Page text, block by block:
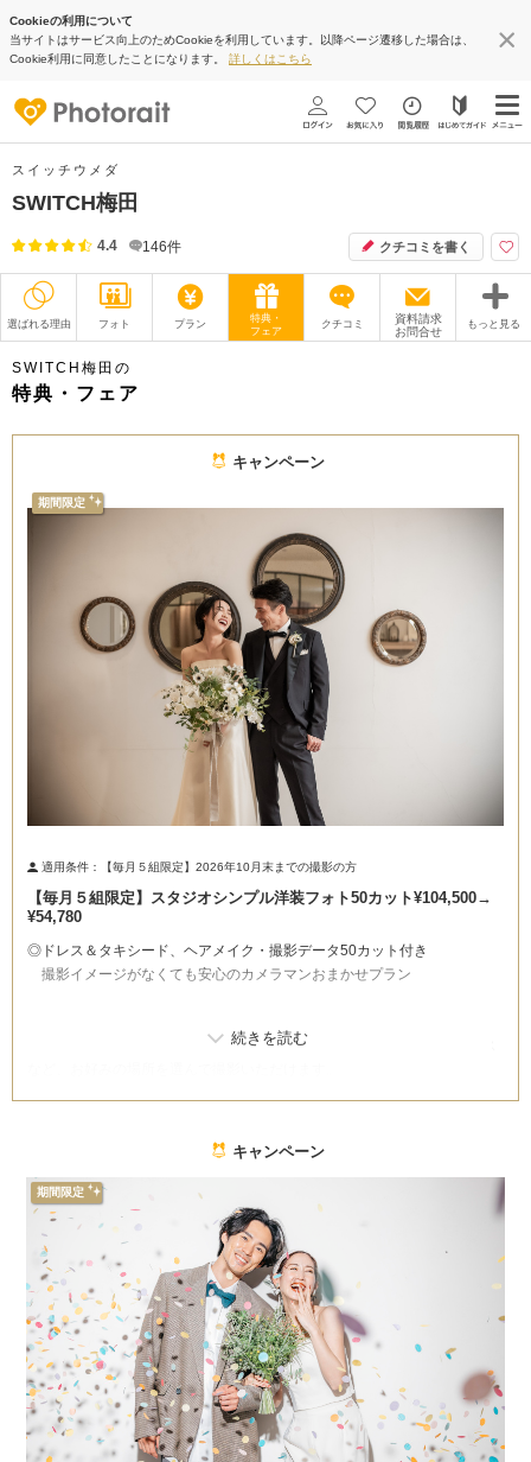
Cookieの利用について
当サイトはサービス向上のためCookieを利用しています。以降ページ遷移した場合は、
Cookie利用に同意したことになります。 詳しくはこちら
スイッチウメダ
SWITCH梅田
4.4 146件 クチコミを書く
選ばれる理由 フォト プラン
特典・
フェア
クチコミ
資料請求
お問合せ
もっと見る
撮影レポート
ブログ
アクセス/TEL スタジオトップ
フォト＋会食
スタジオでの撮影 挙式フォト
SWITCH梅田の
特典・フェア
キャンペーン
期間限定
適用条件： 【毎月５組限定】2026年10月末までの撮影の方
【毎月５組限定】スタジオシンプル洋装フォト50カット¥104,500→
¥54,780
◎ドレス＆タキシード、ヘアメイク・撮影データ50カット付き
撮影イメージがなくても安心のカメラマンおまかせプラン
バリエーション豊富なフォトブースや、グリーンに囲まれたエントランス
・タキシード
・衣装小物一式
・着付け
・ヘアメイク
・アートブーケ
・撮影データ50カット
※初回来館のお客様が対象となります
※ご契約時に本画面をスタッフまでご提示ください
※既にご契約済みのお客様は、プラン変更を承ることができません
※諸条件により、追加料金が発生する場合がございます
キャンペーン
期間限定